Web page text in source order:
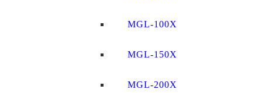
MGL-100X
MGL-150X
MGL-200X